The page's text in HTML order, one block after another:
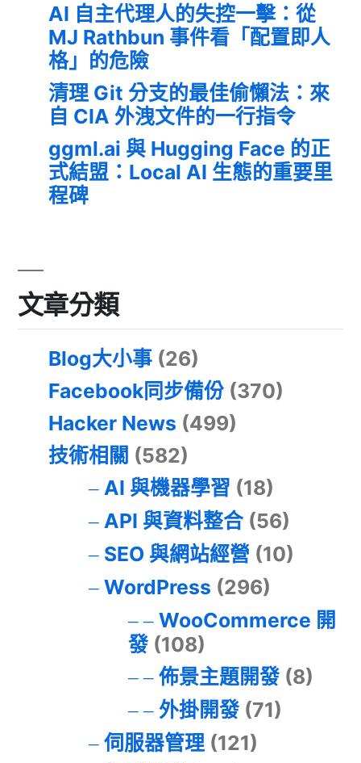
AI 自主代理人的失控一擊：從
MJ Rathbun 事件看「配置即人
格」的危險
清理 Git 分支的最佳偷懶法：來
自 CIA 外洩文件的一行指令
ggml.ai 與 Hugging Face 的正
式結盟：Local AI 生態的重要里
程碑
文章分類
Blog大小事 (26)
Facebook同步備份 (370)
Hacker News (499)
技術相關 (582)
AI 與機器學習 (18)
API 與資料整合(56)
SEO 與網站經營 (10)
WordPress (296)
WooCommerce 開
發(108)
佈景主題開發(8)
外掛開發(71)
伺服器管理(121)